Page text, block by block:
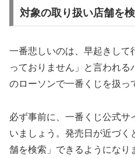
対象の取り扱い店舗を
一番悲しいのは、早起きして
っておりません」と言われる
のローソンで一番くじを扱っ
必ず事前に、一番くじ公式サ
いましょう。発売日が近づ
舗を検索」できるようになり